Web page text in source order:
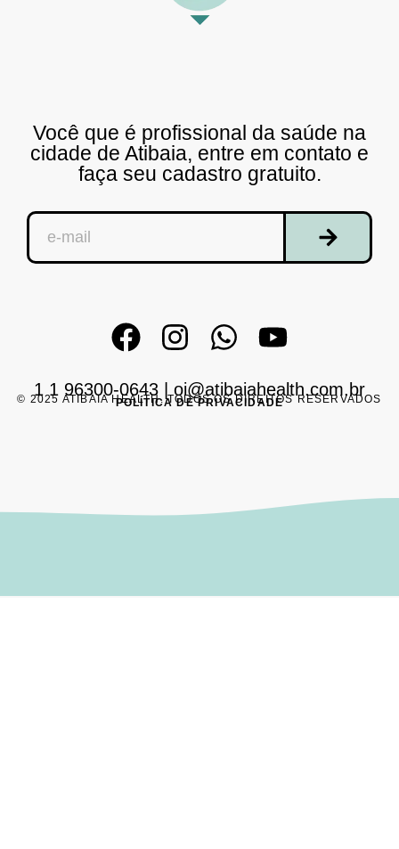
Você que é profissional da saúde na
cidade de Atibaia, entre em contato e
faça seu cadastro gratuito.
1 1 96300-0643 |oi@atibaiahealth.com.br
© 2025 ATIBAIA HEALTH. TODOS OS DIREITOS RESERVADOS
POLÍTICA DE PRIVACIDADE